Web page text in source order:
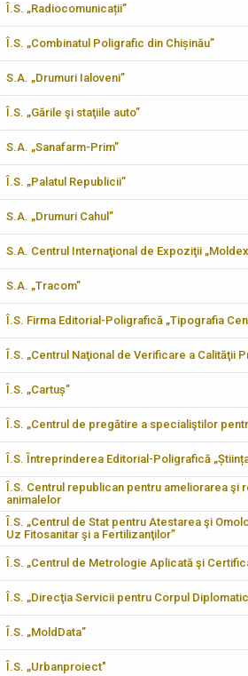
Î.S. „Radiocomunicații”
Î.S. „Combinatul Poligrafic din Chișinău”
S.A. „Drumuri Ialoveni”
Î.S. „Gările şi staţiile auto”
S.A. „Sanafarm-Prim”
Î.S. „Palatul Republicii”
S.A. „Drumuri Cahul”
S.A. Centrul Internaţional de Expoziţii
S.A. „Tracom”
Î.S. Firma Editorial-Poligrafică „Tipografia
Î.S. „Centrul Naţional de Verificare a Calităţii
Î.S. „Cartuș”
Î.S. „Centrul de pregătire a specialiştilor
Î.S. Întreprinderea Editorial-Poligrafică
Î.S. Centrul republican pentru ameliorarea şi
animalelor
Î.S. „Centrul de Stat pentru Atestarea şi
Uz Fitosanitar şi a Fertilizanţilor”
Î.S. „Centrul de Metrologie Aplicată şi
Î.S. „Direcţia Servicii pentru Corpul
Î.S. „MoldData”
Î.S. „Urbanproiect"